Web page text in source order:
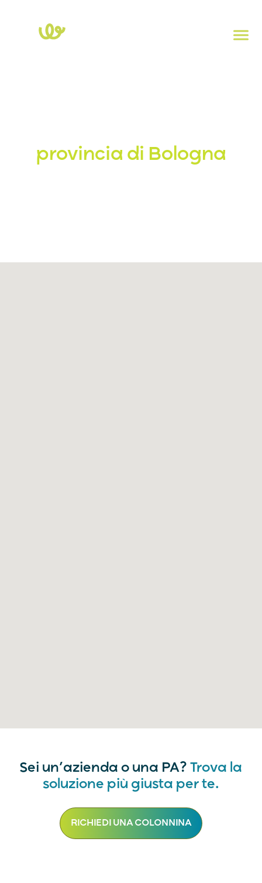
provincia di Bologna
Sei un’azienda o una PA?Trova la
soluzione più giusta per te.
RICHIEDI UNA COLONNINA